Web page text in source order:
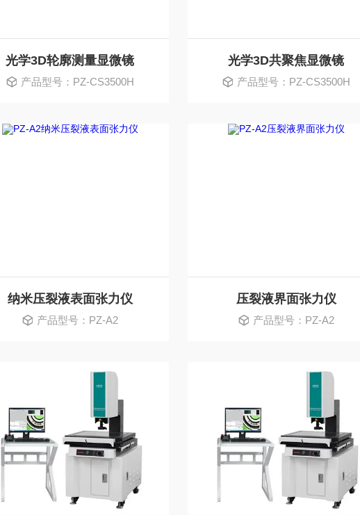
光学3D轮廓测量显微镜
产品型号：PZ-CS3500H
光学3D共聚焦显微镜
产品型号：PZ-CS3500H
纳米压裂液表面张力仪
产品型号：PZ-A2
压裂液界面张力仪
产品型号：PZ-A2